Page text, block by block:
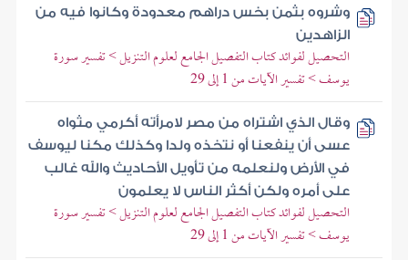
وشروه بثمن بخس دراهم معدودة وكانوا فيه من
الزاهدين
التحصيل لفوائد كتاب التفصيل الجامع لعلوم التنزيل > تفسير سورة
يوسف > تفسير الآيات من 1 إلى 29
وقال الذي اشتراه من مصر لامرأته أكرمي مثواه
عسى أن ينفعنا أو نتخذه ولدا وكذلك مكنا ليوسف
في الأرض ولنعلمه من تأويل الأحاديث والله غالب
على أمره ولكن أكثر الناس لا يعلمون
التحصيل لفوائد كتاب التفصيل الجامع لعلوم التنزيل > تفسير سورة
يوسف > تفسير الآيات من 1 إلى 29